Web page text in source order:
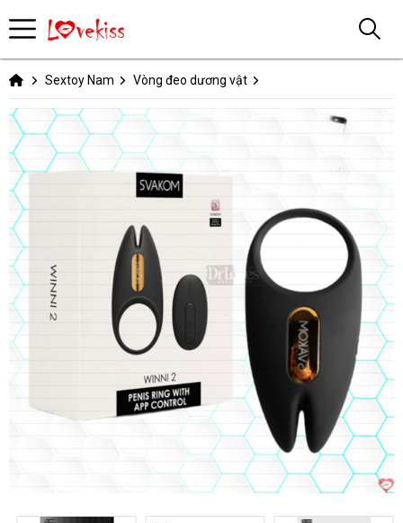
Sextoy Nam Vòng đeo dương vật